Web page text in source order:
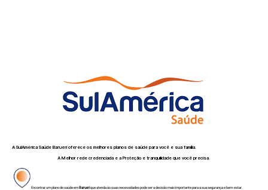
A SulAmérica Saúde Barueri oferece os melhores planos de saúde para você e sua família.
A Melhor rede credenciada e a Proteção e tranquilidade que você precisa.
Encontrar um plano de saúde emBaruerique atenda às suas necessidades pode ser a decisão mais importante para a sua segurança e bem-estar.